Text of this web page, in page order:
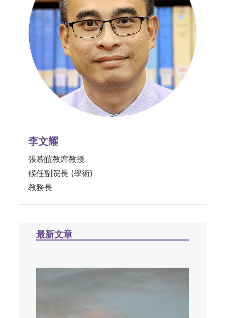
李文耀
張慕皚教席教授
候任副院長 (學術)
教務長
最新文章